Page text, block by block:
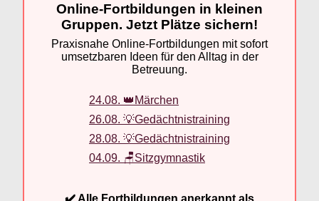
Online-Fortbildungen in kleinen
Gruppen. Jetzt Plätze sichern!
Praxisnahe Online-Fortbildungen mit sofort
umsetzbaren Ideen für den Alltag in der
Betreuung.
24.08. 👑Märchen
26.08. 💡Gedächtnistraining
28.08. 💡Gedächtnistraining
04.09. 🪑Sitzgymnastik
✔️ Alle Fortbildungen anerkannt als